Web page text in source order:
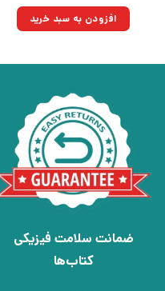
۳۵۰,۰۰۰تومان
بود.
۲۶۴,۲۵۰تومان.افزودن به سبد خرید
ضمانت سلامت فیزیکی
کتاب‌ها